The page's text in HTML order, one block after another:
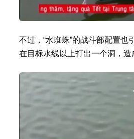
不过，“水蜘蛛”的战斗部配置
在目标水线以上打出一个洞，造